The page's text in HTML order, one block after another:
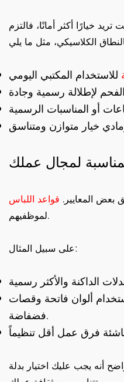
خيارًا أكثر أمانًا، فالتزم
للاستخدام المكتبي اليومي
الفحم لإطلالة رسمية وجادة
أو المناسبات الرسمية
خيار متوازن ومتناسق
لمجال عملك
بعض المعايير. قواعد اللباس
لموظفيهم.
على سبيل المثال:
الداكنة والأكثر رسمية
ألوان فاتحة وقصات
فضفاضة.
أنه يجب عليك اختيار بدلة